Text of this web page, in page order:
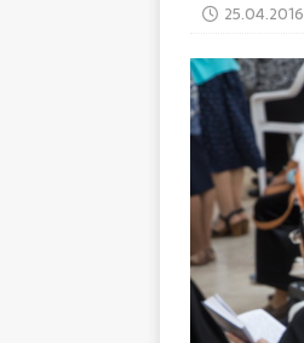
25.04.2016